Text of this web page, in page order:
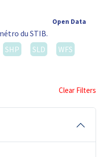
Open Data
du STIB.
SHP SLD
WFS
Clear Filters